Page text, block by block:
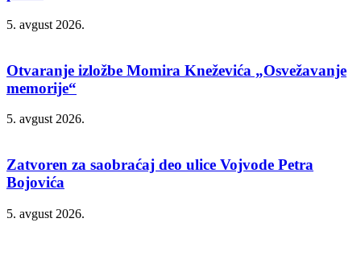
5. avgust 2026.
Otvaranje izložbe Momira Kneževića „Osvežavanje
memorije“
5. avgust 2026.
Zatvoren za saobraćaj deo ulice Vojvode Petra
Bojovića
5. avgust 2026.